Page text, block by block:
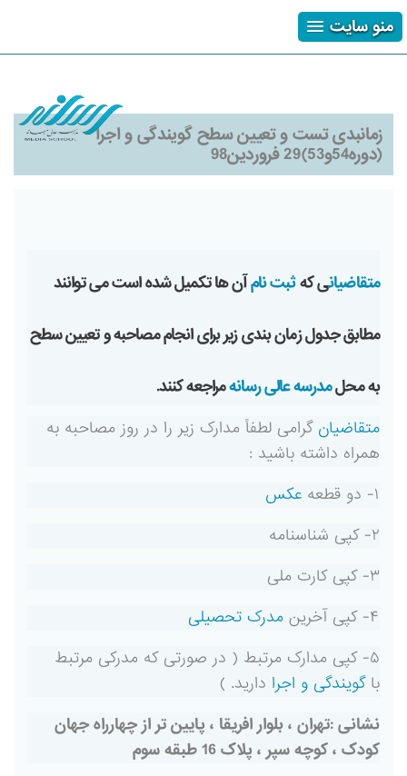
منو سایت
زمانبدی تست و تعیین سطح گویندگی و اجرا
(دوره54و53)29 فروردین98
متقاضیانی کهثبت نامآن ها تکمیل شده است می توانند
مطابق جدول زمان بندی زیر برای انجام مصاحبه و تعیین سطح
به محلمدرسه عالی رسانهمراجعه کنند.
متقاضیان گرامی لطفاً مدارک زیر را در روز مصاحبه به
همراه داشته باشید :
۱- دو قطعه
عکس
۲- کپی شناسنامه
۳- کپی کارت ملی
۴- کپی آخرین
مدرک تحصیلی
۵- کپی مدارک مرتبط ( در صورتی که مدرکی مرتبط
باگویندگی و اجرا دارید. )
نشانی :تهران ، بلوار افریقا ، پایین تر از چهارراه جهان
کودک ، کوچه سپر ، پلاک 16 طبقه سوم